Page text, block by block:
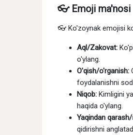
👓 Emoji ma'nosi
👓 Ko'zoynak emojisi
Aql/Zakovat:
o'ylang.
O'qish/o'rganish:
foydalanishni
Niqob: Kimligini
haqida o'ylang.
Yaqindan
qidirishni